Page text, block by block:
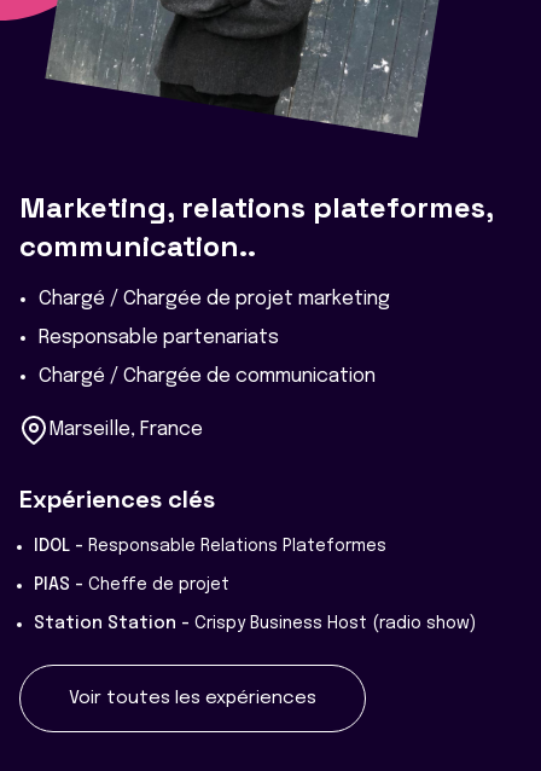
Marketing, relations plateformes,
communication..
Chargé / Chargée de projet marketing
Responsable partenariats
Chargé / Chargée de communication
Marseille, France
Expériences clés
IDOL - Responsable Relations Plateformes
PIAS - Cheffe de projet
Station Station - Crispy Business Host (radio show)
Voir toutes les expériences